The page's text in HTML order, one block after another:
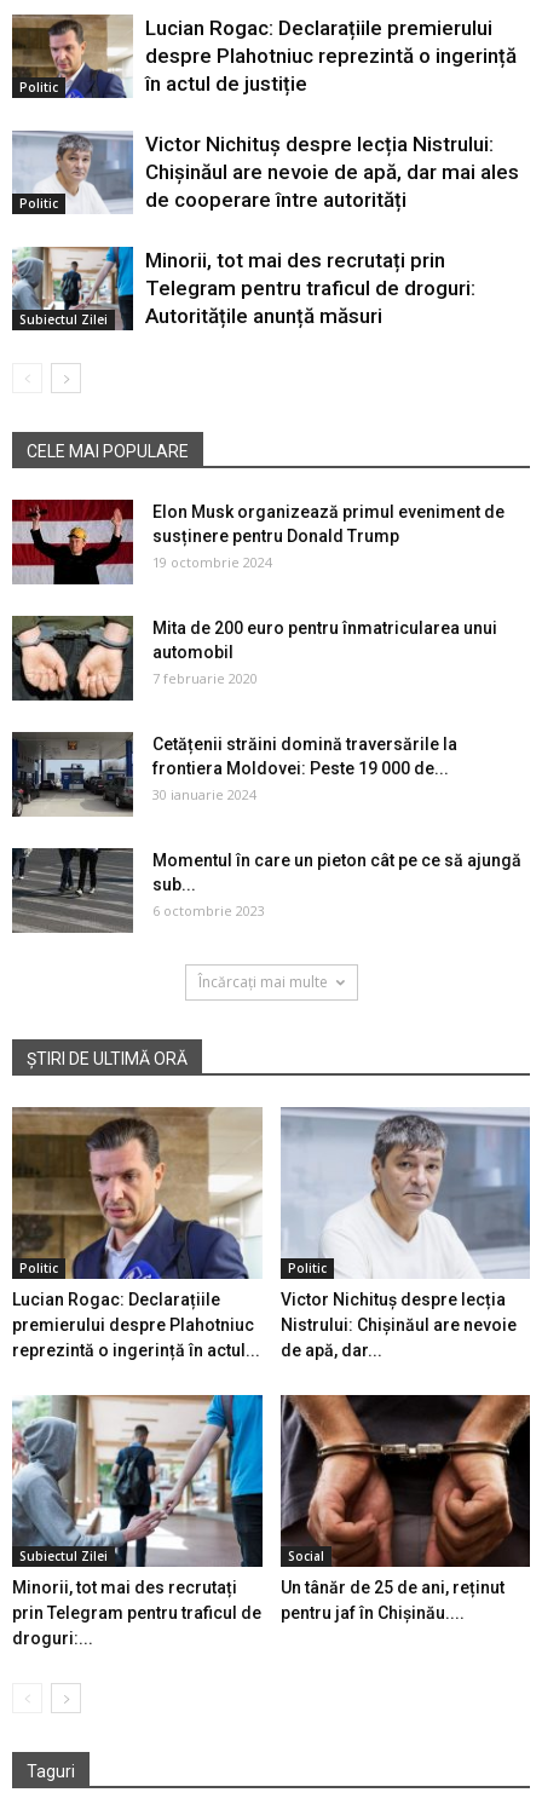
Politic
Lucian Rogac: Declarațiile premierului
despre Plahotniuc reprezintă o ingerință
în actul de justiție
Politic
Victor Nichituș despre lecția Nistrului:
Chișinăul are nevoie de apă, dar mai ales
de cooperare între autorități
Subiectul Zilei
Minorii, tot mai des recrutați prin
Telegram pentru traficul de droguri:
Autoritățile anunță măsuri
CELE MAI POPULARE
Elon Musk organizează primul eveniment de
susținere pentru Donald Trump
19 octombrie 2024
Mita de 200 euro pentru înmatricularea unui
automobil
7 februarie 2020
Cetățenii străini domină traversările la
frontiera Moldovei: Peste 19 000 de...
30 ianuarie 2024
Momentul în care un pieton cât pe ce să ajungă
sub...
6 octombrie 2023
Încărcați mai multe
ȘTIRI DE ULTIMĂ ORĂ
Politic
Lucian Rogac: Declarațiile
premierului despre Plahotniuc
reprezintă o ingerință în actul...
Politic
Victor Nichituș despre lecția
Nistrului: Chișinăul are nevoie
de apă, dar...
Subiectul Zilei
Minorii, tot mai des recrutați
prin Telegram pentru traficul de
droguri:...
Social
Un tânăr de 25 de ani, reținut
pentru jaf în Chișinău....
Taguri